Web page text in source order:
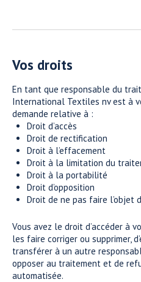
Vos droits
En tant que responsable du
International Textiles nv est à
demande relative à :
Droit d’accès
Droit de rectification
Droit à l’effacement
Droit à la limitation du
Droit à la portabilité
Droit d’opposition
Droit de ne pas faire l’objet
Vous avez le droit d’accéder à
les faire corriger ou supprimer,
transférer à un autre
opposer au traitement et de
automatisée.